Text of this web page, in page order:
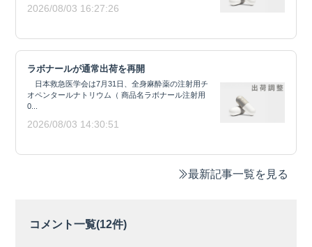
2026/08/03 16:27:26
ラボナールが通常出荷を再開
日本救急医学会は7月31日、全身麻酔薬の注射用チ
オペンタールナトリウム（ 商品名ラボナール注射用
0...
2026/08/03 14:30:51
最新記事一覧を見る
コメント一覧(12件)